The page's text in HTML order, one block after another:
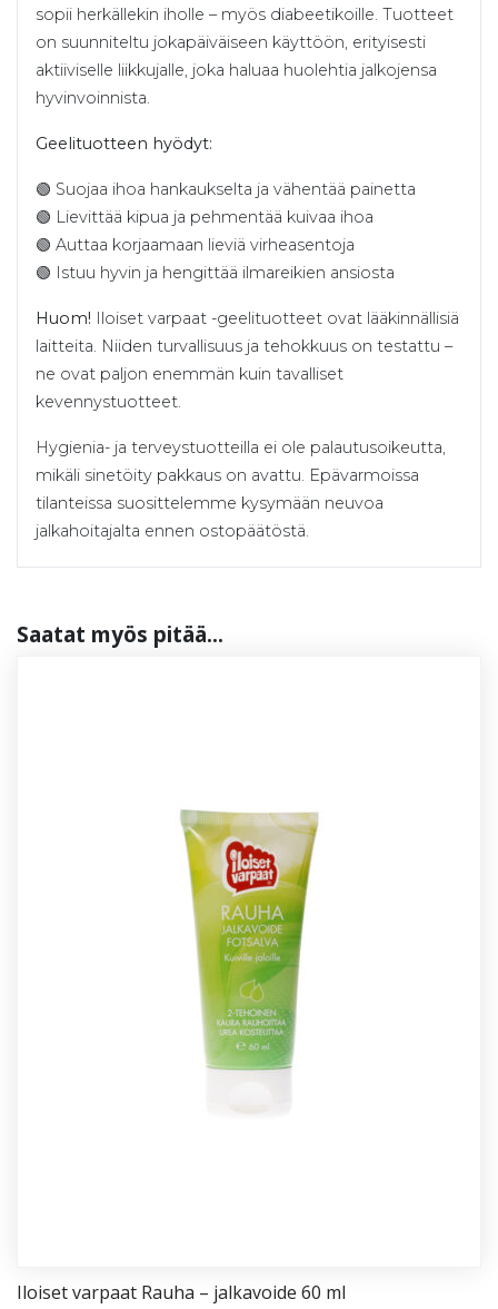
sopii herkällekin iholle – myös diabeetikoille. Tuotteet
on suunniteltu jokapäiväiseen käyttöön, erityisesti
aktiiviselle liikkujalle, joka haluaa huolehtia jalkojensa
hyvinvoinnista.
Geelituotteen hyödyt:
🟢 Suojaa ihoa hankaukselta ja vähentää painetta
🟢 Lievittää kipua ja pehmentää kuivaa ihoa
🟢 Auttaa korjaamaan lieviä virheasentoja
🟢 Istuu hyvin ja hengittää ilmareikien ansiosta
Huom! Iloiset varpaat -geelituotteet ovat lääkinnällisiä
laitteita. Niiden turvallisuus ja tehokkuus on testattu –
ne ovat paljon enemmän kuin tavalliset
kevennystuotteet.
Hygienia- ja terveystuotteilla ei ole palautusoikeutta,
mikäli sinetöity pakkaus on avattu. Epävarmoissa
tilanteissa suosittelemme kysymään neuvoa
jalkahoitajalta ennen ostopäätöstä.
Saa­tat myös pi­tää...
Iloi­set var­paat Rau­ha – jal­ka­voi­de 60 ml